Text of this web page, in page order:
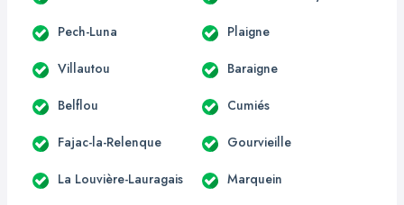
Pech-Luna Plaigne
Villautou Baraigne
Belflou Cumiés
Fajac-la-Relenque Gourvieille
La Louvière-Lauragais Marquein